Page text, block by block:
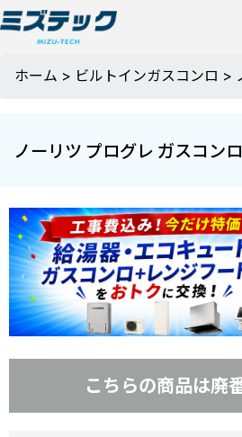
ビルトイ
食洗機を選
ぶ
メーカーか
ら選ぶ
Panasonic
人気モデル
から選ぶ
ミズテック
の強み
お役立ち
ホーム > ビルトインガスコンロ >
ノーリツ プログレ ガスコン
こちらの商品は廃